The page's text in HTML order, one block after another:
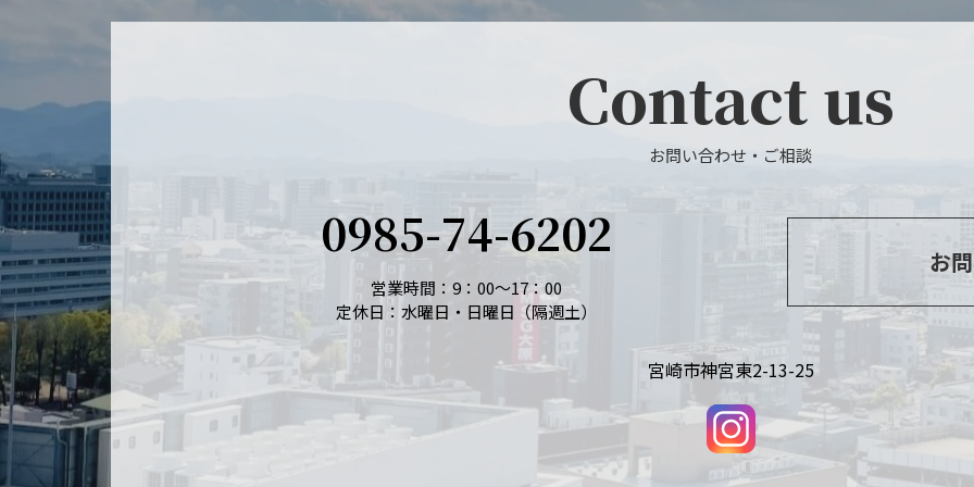
Contact us
お問い合わせ・ご相談
0985-74-6202
営業時間：9：00～17：00
定休日：水曜日・日曜日（隔週土）
お
宮崎市神宮東2-13-25